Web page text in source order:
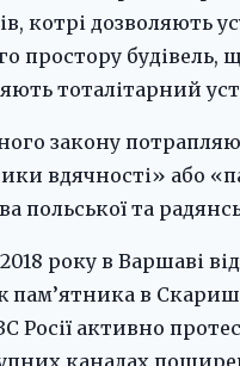
котрі дозволяють
простору будівель,
тоталітарний
закону
вдячності» або
польської та
року в Варшаві
пам’ятника в
Росії активно
каналах